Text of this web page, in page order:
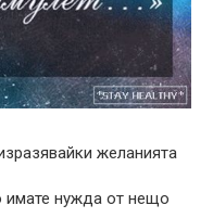
желанията
нужда от нещо